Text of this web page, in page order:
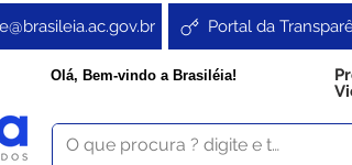
Portal da
Olá, Bem-vindo a Brasiléia!